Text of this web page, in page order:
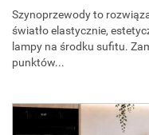
Szynoprzewody to
światło elastycznie,
lampy na środku sufitu.
punktów...